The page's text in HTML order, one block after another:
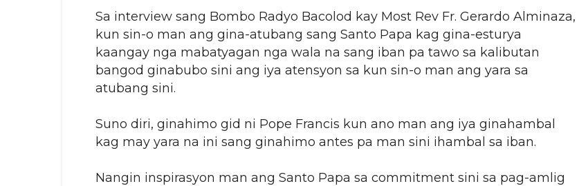
Sa interview sang Bombo Radyo Bacolod kay Most Rev Fr. Gerardo Alminaza,
kun sin-o man ang gina-atubang sang Santo Papa kag gina-esturya
kaangay nga mabatyagan nga wala na sang iban pa tawo sa kalibutan
bangod ginabubo sini ang iya atensyon sa kun sin-o man ang yara sa
atubang sini.
Suno diri, ginahimo gid ni Pope Francis kun ano man ang iya ginahambal
kag may yara na ini sang ginahimo antes pa man sini ihambal sa iban.
Nangin inspirasyon man ang Santo Papa sa commitment sini sa pag-amlig